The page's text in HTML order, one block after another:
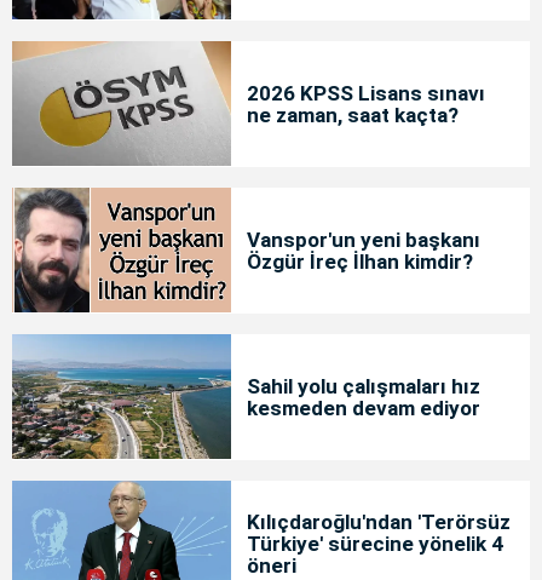
2026 KPSS Lisans sınavı
ne zaman, saat kaçta?
Vanspor'un yeni başkanı
Özgür İreç İlhan kimdir?
Sahil yolu çalışmaları hız
kesmeden devam ediyor
Kılıçdaroğlu'ndan 'Terörsüz
Türkiye' sürecine yönelik 4
öneri